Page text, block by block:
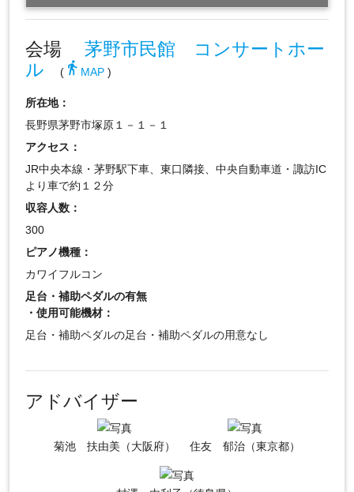
会場 茅野市民館 コンサートホー
ル
(directions_walk MAP)
所在地：
長野県茅野市塚原１－１－１
アクセス：
JR中央本線・茅野駅下車、東口隣接、中央自動車道・諏訪IC
より車で約１２分
収容人数：
300
ピアノ機種：
カワイフルコン
足台・補助ペダルの有無
・使用可能機材：
足台・補助ペダルの足台・補助ペダルの用意なし
アドバイザー
菊池 扶由美（大阪府） 住友 郁治（東京都）